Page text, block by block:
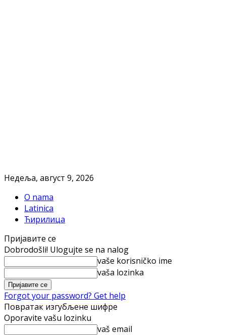
Недеља, август 9, 2026
O nama
Latinica
Ћирилица
Пријавите се
Dobrodošli! Ulogujte se na nalog
vaše korisničko ime
vaša lozinka
Forgot your password? Get help
Повратак изгубљене шифре
Oporavite vašu lozinku
vaš email